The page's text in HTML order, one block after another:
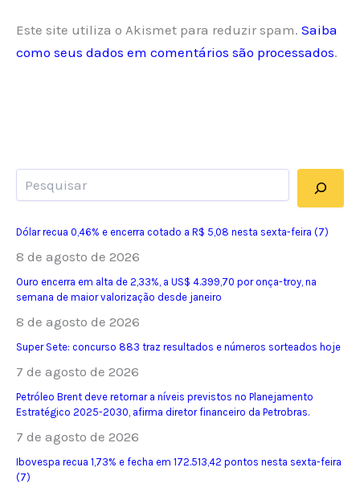
Este site utiliza o Akismet para reduzir spam. Saiba
como seus dados em comentários são processados.
Dólar recua 0,46% e encerra cotado a R$ 5,08 nesta sexta-feira (7)
8 de agosto de 2026
Ouro encerra em alta de 2,33%, a US$ 4.399,70 por onça-troy, na
semana de maior valorização desde janeiro
8 de agosto de 2026
Super Sete: concurso 883 traz resultados e números sorteados hoje
7 de agosto de 2026
Petróleo Brent deve retornar a níveis previstos no Planejamento
Estratégico 2025-2030, afirma diretor financeiro da Petrobras.
7 de agosto de 2026
Ibovespa recua 1,73% e fecha em 172.513,42 pontos nesta sexta-feira
(7)